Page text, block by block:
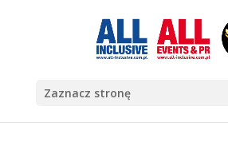
Zaznacz stronę